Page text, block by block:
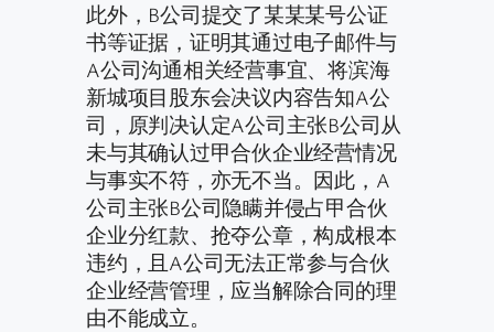
此外，B公司提交了某某某号公证
书等证据，证明其通过电子邮件与
A公司沟通相关经营事宜、将滨海
新城项目股东会决议内容告知A公
司，原判决认定A公司主张B公司从
未与其确认过甲合伙企业经营情况
与事实不符，亦无不当。因此，A
公司主张B公司隐瞒并侵占甲合伙
企业分红款、抢夺公章，构成根本
违约，且A公司无法正常参与合伙
企业经营管理，应当解除合同的理
由不能成立。